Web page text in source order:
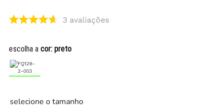
3 avaliações
escolha a cor: preto
selecione o tamanho